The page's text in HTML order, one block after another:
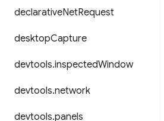
declarativeNetRequest
desktopCapture
devtools.inspectedWindow
devtools.network
devtools.panels